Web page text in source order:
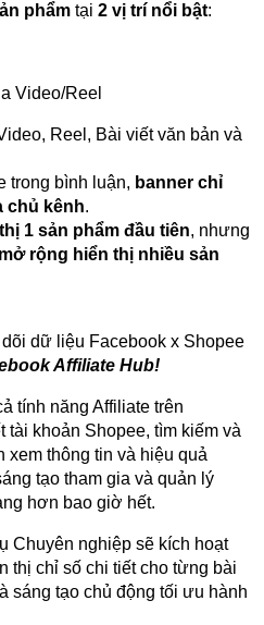
phẩm tại 2 vị trí nổi bật:
Video/Reel
Reel, Bài viết văn bản và
trong bình luận, banner chỉ
chủ kênh.
1 sản phẩm đầu tiên, nhưng
rộng hiển thị nhiều sản
dữ liệu Facebook x Shopee
Affiliate Hub!
tính năng Affiliate trên
tài khoản Shopee, tìm kiếm và
xem thông tin và hiệu quả
tạo tham gia và quản lý
hơn bao giờ hết.
Chuyên nghiệp sẽ kích hoạt
thị chỉ số chi tiết cho từng bài
sáng tạo chủ động tối ưu hành